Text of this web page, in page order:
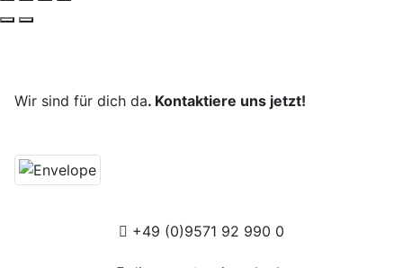
Wir sind für dich da. Kontaktiere uns jetzt!
+49 (0)9571 92 990 0